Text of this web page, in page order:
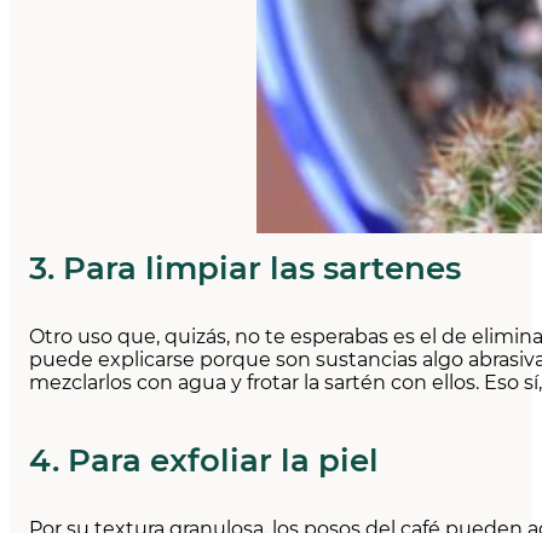
3. Para limpiar las sartenes
Otro uso que, quizás, no te esperabas es el de
puede explicarse porque son sustancias algo
mezclarlos con agua y frotar la sartén con ellos. Eso
4. Para exfoliar la piel